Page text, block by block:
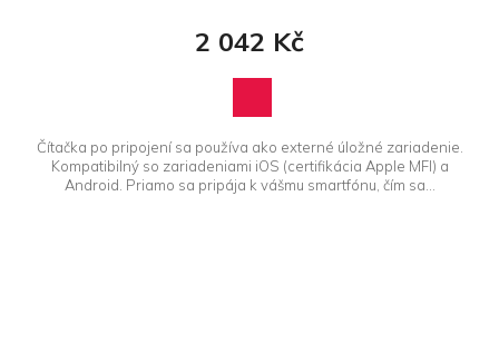
2 042 Kč
Čítačka po pripojení sa používa ako externé úložné zariadenie.
Kompatibilný so zariadeniami iOS (certifikácia Apple MFI) a
Android. Priamo sa pripája k vášmu smartfónu, čím sa...